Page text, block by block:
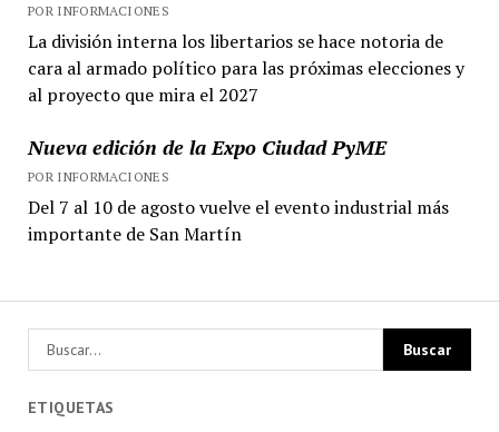
POR INFORMACIONES
La división interna los libertarios se hace notoria de
cara al armado político para las próximas elecciones y
al proyecto que mira el 2027
Nueva edición de la Expo Ciudad PyME
POR INFORMACIONES
Del 7 al 10 de agosto vuelve el evento industrial más
importante de San Martín
ETIQUETAS